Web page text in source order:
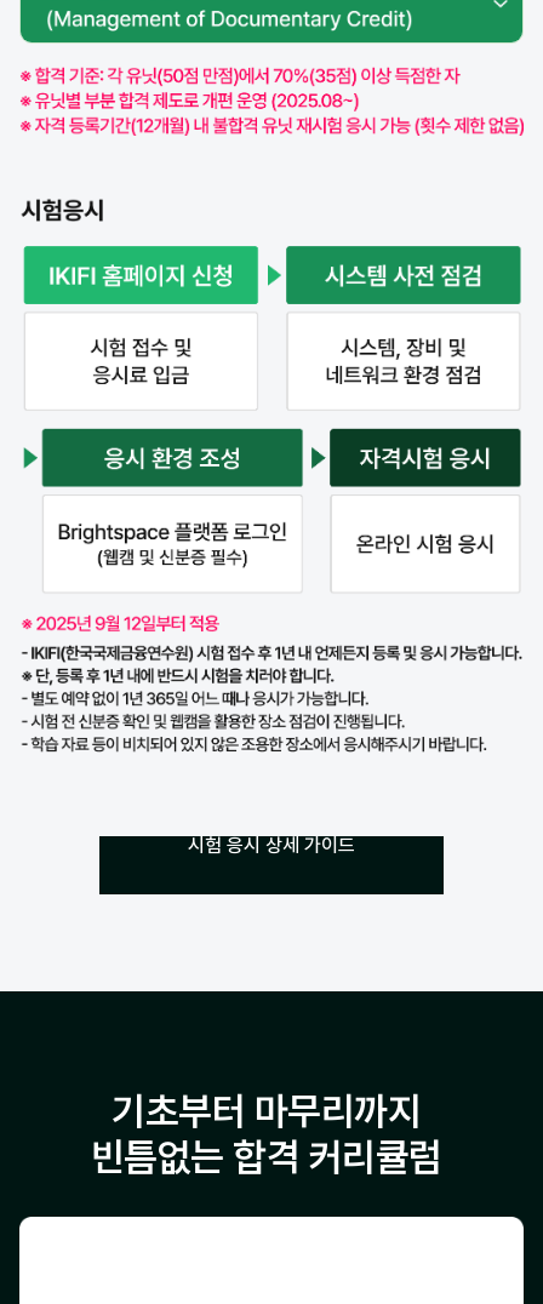
시험 응시 상세 가이드
기초부터 마무리까지
빈틈없는 합격 커리큘럼